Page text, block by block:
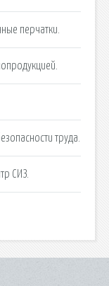
перчатки.
труда.
СИЗ.